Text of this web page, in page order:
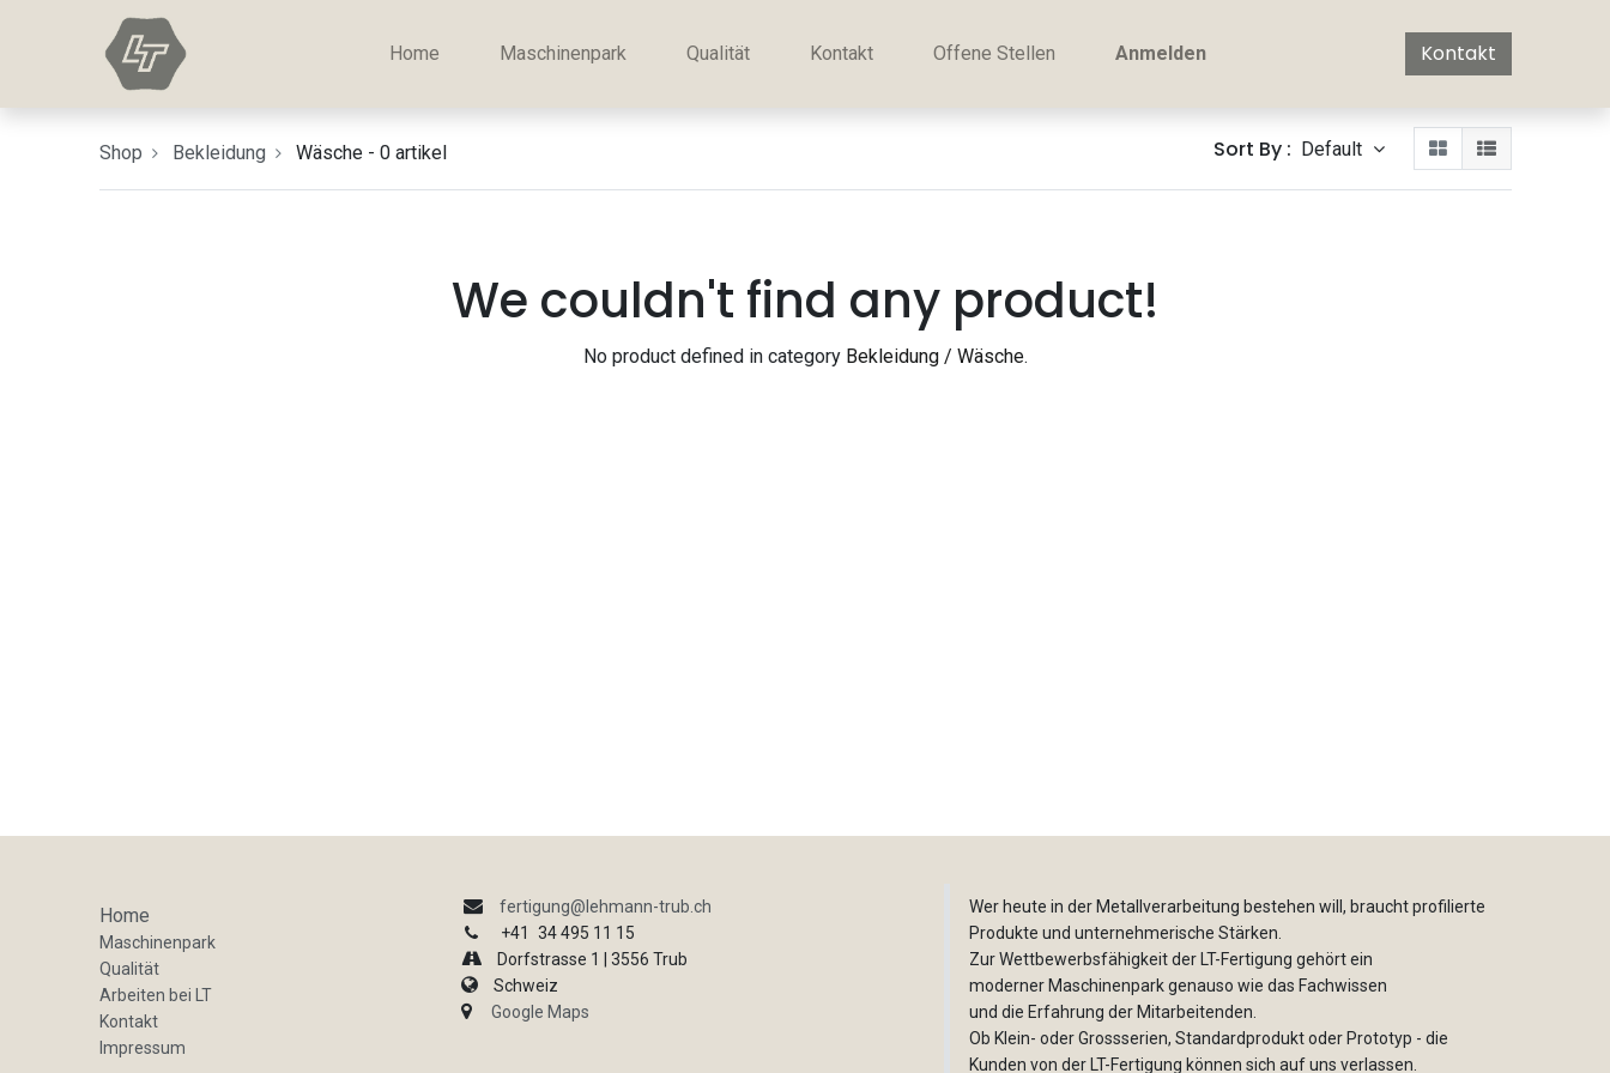
Home Maschinenpark Qualität Kontakt Offene Stellen Anmelden Kontakt
Shop Bekleidung Wäsche- 0 artikel Sort By : Default
We couldn't find any product!
No product defined in category Bekleidung / Wäsche.
Home
Maschinenpark
Qualität
Arbeiten bei LT
Kontakt
Impressum
fertigung@lehmann-trub.ch
+41
34 495 11 15
Dorfstrasse 1 | 3556 Trub
Schweiz
Google Maps
Wer heute in der Metallverarbeitung bestehen will, braucht profilierte
Produkte und unternehmerische Stärken.
Zur Wettbewerbsfähigkeit der LT-Fertigung gehört ein
moderner Maschinenpark genauso wie das Fachwissen
und die Erfahrung der Mitarbeitenden.
Ob Klein- oder Grossserien, Standardprodukt oder Prototyp - die
Kunden von der LT-Fertigung können sich auf uns verlassen.